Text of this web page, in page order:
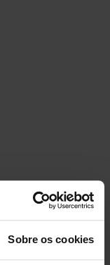
Sobre os cookies